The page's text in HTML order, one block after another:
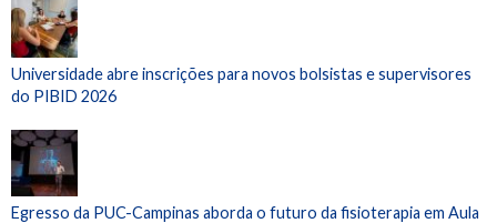
Universidade abre inscrições para novos bolsistas e supervisores
do PIBID 2026
Egresso da PUC-Campinas aborda o futuro da fisioterapia em Aula